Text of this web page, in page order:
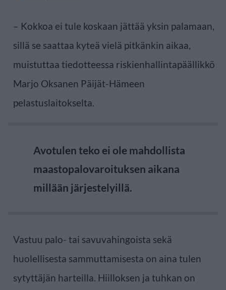
– Kokkoa ei tule koskaan jättää yksin palamaan,
sillä se saattaa kyteä vielä pitkänkin aikaa,
muistuttaa tiedotteessa riskienhallintapäällikkö
Marjo Oksanen Päijät-Hämeen
pelastuslaitokselta.
Avotulen teko ei ole mahdollista
maastopalovaroituksen aikana
millään järjestelyillä.
Vastuu palo- tai savuvahingoista sekä
huolellisesta sammuttamisesta on aina tulen
sytyttäjän harteilla. Hiilloksen ja tuhkan on